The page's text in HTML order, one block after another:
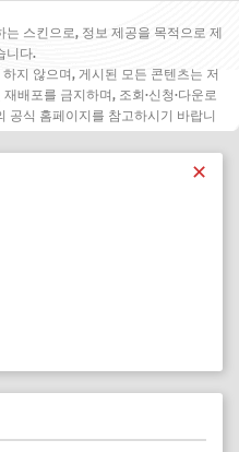
스킨으로, 정보 제공을 목적으로 제
니다.
지 않으며, 게시된 모든 콘텐츠는 저
배포를 금지하며, 조회·신청·다운로
공식 홈페이지를 참고하시기 바랍니
✕